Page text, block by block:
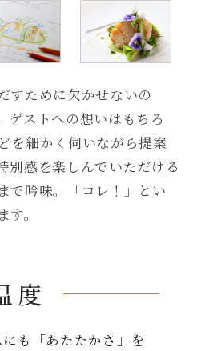
すために欠かせないの
ゲストへの想いはもちろ
を細かく伺いながら提案
別感を楽しんでいただける
で吟味。「コレ！」とい
。
度
も「あたたかさ」を